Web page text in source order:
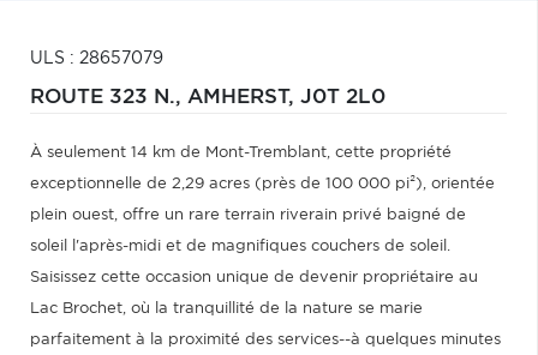
ULS : 28657079
ROUTE 323 N., AMHERST, J0T 2L0
À seulement 14 km de Mont-Tremblant, cette propriété
exceptionnelle de 2,29 acres (près de 100 000 pi²), orientée
plein ouest, offre un rare terrain riverain privé baigné de
soleil l'après-midi et de magnifiques couchers de soleil.
Saisissez cette occasion unique de devenir propriétaire au
Lac Brochet, où la tranquillité de la nature se marie
parfaitement à la proximité des services--à quelques minutes